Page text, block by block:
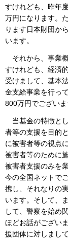
すけれども、昨年
万円になります。
ります日本財団か
います。
それから、事業
すけれども、経済
受けまして、基本
金支給事業を行っ
800万円でござい
当基金の特徴と
者等の支援を目的
に被害者等の視点
被害者等のために
被害者支援のみを
今の全国ネットで
携し、それなりの
います。そして、
して、警察を始め
ほどお話がござい
援団体に対しまし